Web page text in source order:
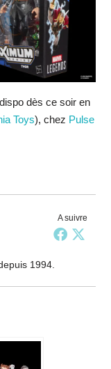
dès ce soir en
Toys), chez Pulse
A suivre
1994.